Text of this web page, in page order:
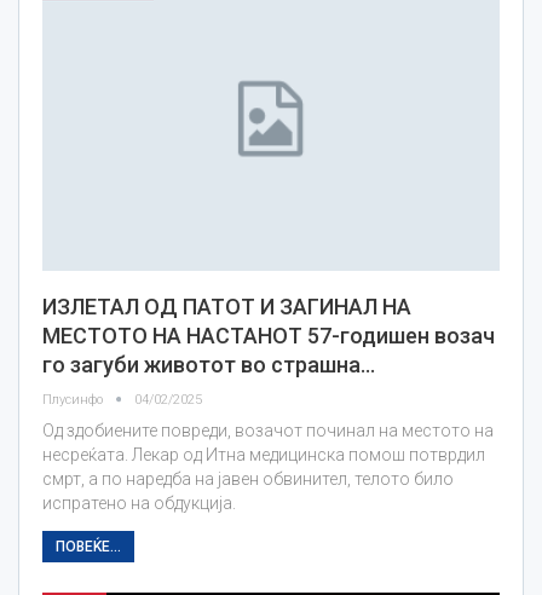
ИЗЛЕТАЛ ОД ПАТОТ И ЗАГИНАЛ НА
МЕСТОТО НА НАСТАНОТ 57-годишен возач
го загуби животот во страшна…
Плусинфо 04/02/2025
Од здобиените повреди, возачот починал на местото на
несреќата. Лекар од Итна медицинска помош потврдил
смрт, а по наредба на јавен обвинител, телото било
испратено на обдукција.
ПОВЕЌЕ...